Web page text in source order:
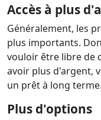
Accès à plus
Généralement, les
plus importants.
vouloir être libre de
avoir plus d'argent,
un prêt à long terme.
Plus d'options